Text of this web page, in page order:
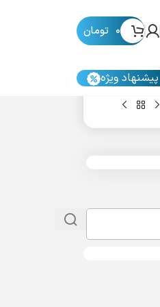
0 تومان
پیشنهاد ویژه